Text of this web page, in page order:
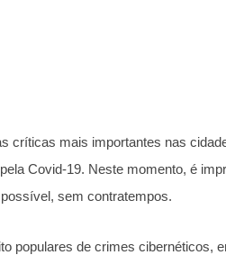
críticas mais importantes nas
Covid-19. Neste momento, é
sem contratempos.
populares de crimes cibernéticos,